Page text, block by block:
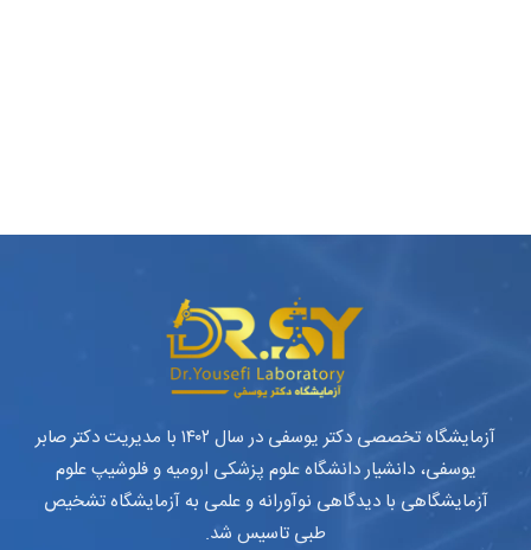
آزمایشگاه تخصصی دکتر یوسفی در سال ۱۴۰۲ با مدیریت دکتر صابر
یوسفی، دانشیار دانشگاه علوم پزشکی ارومیه و فلوشیپ علوم
آزمایشگاهی با دیدگاهی نوآورانه و علمی به آزمایشگاه تشخیص
طبی تاسیس شد.